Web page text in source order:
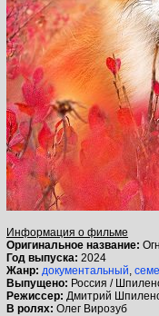
Информация о фильме
Оригинальное название:
Год выпуска: 2024
Жанр: документальный,
Выпущено: Россия /
Режиссер: Дмитрий
В ролях: Олег Вирозуб